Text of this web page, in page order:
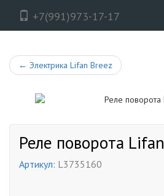
+7(991)973-17-17
← Электрика Lifan Breez
Реле поворота Lifan
Артикул: L3735160